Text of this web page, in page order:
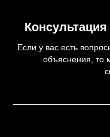
Если у вас есть
объяснения, то